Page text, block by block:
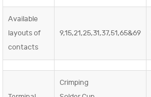
Available
layouts of
contacts
9,15,21,25,31,37,51,65&69
Crimping